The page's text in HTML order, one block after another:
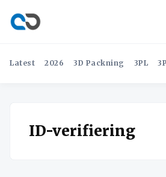
Latest 2026 3D Packning 3PL
ID-verifiering